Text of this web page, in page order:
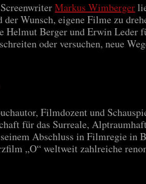
Markus Wimberger
Wunsch, eigene Filme zu
Berger und Erwin Leder
oder versuchen, neue
Filmdozent und
für das Surreale,
Abschluss in Filmregie in
„O“ weltweit zahlreiche